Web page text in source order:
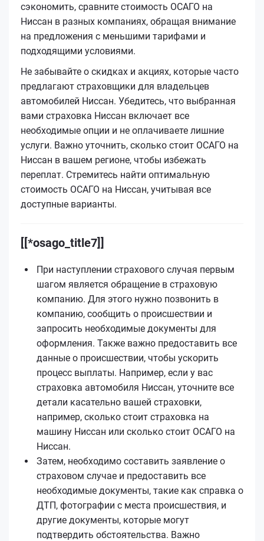
сэкономить, сравните стоимость ОСАГО на
Ниссан в разных компаниях, обращая внимание
на предложения с меньшими тарифами и
подходящими условиями.
Не забывайте о скидках и акциях, которые часто
предлагают страховщики для владельцев
автомобилей Ниссан. Убедитесь, что выбранная
вами страховка Ниссан включает все
необходимые опции и не оплачиваете лишние
услуги. Важно уточнить, сколько стоит ОСАГО на
Ниссан в вашем регионе, чтобы избежать
переплат. Стремитесь найти оптимальную
стоимость ОСАГО на Ниссан, учитывая все
доступные варианты.
[[*osago_title7]]
При наступлении страхового случая первым
шагом является обращение в страховую
компанию. Для этого нужно позвонить в
компанию, сообщить о происшествии и
запросить необходимые документы для
оформления. Также важно предоставить все
данные о происшествии, чтобы ускорить
процесс выплаты. Например, если у вас
страховка автомобиля Ниссан, уточните все
детали касательно вашей страховки,
например, сколько стоит страховка на
машину Ниссан или сколько стоит ОСАГО на
Ниссан.
Затем, необходимо составить заявление о
страховом случае и предоставить все
необходимые документы, такие как справка о
ДТП, фотографии с места происшествия, и
другие документы, которые могут
подтвердить обстоятельства. Важно